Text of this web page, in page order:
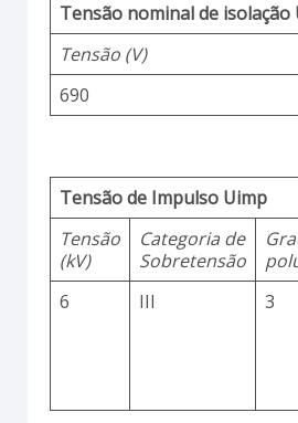
Tensão nominal de isolação
Tensão (V)
690
Tensão de Impulso Uimp
Tensão
(kV)
Categoria de
Sobretensão
6
III 3